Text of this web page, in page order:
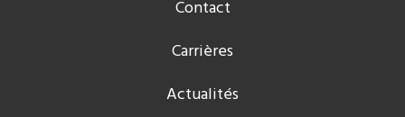
Contact
Carrières
Actualités